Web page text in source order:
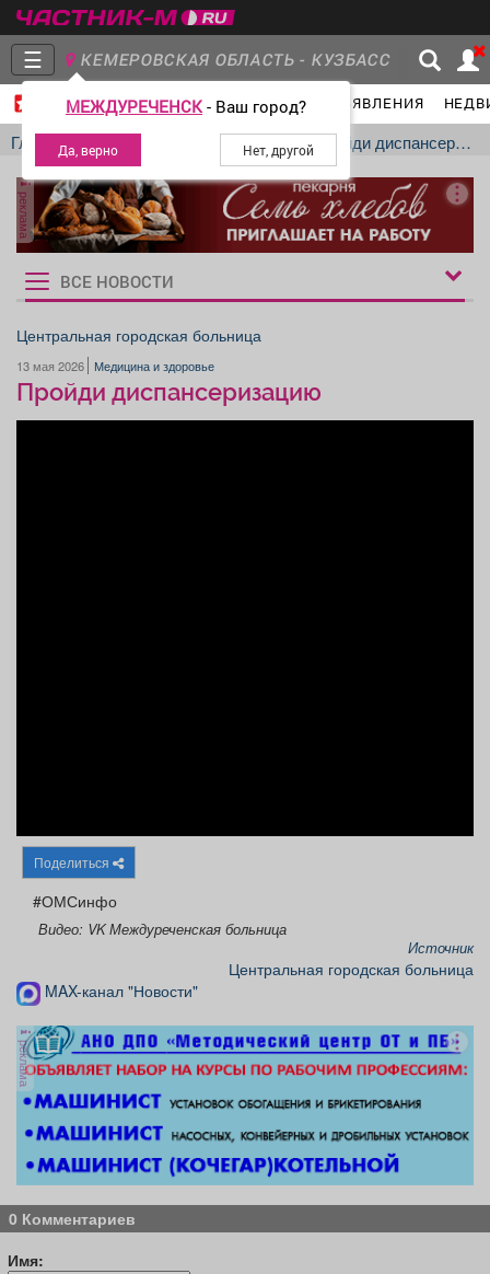
☰ КЕМЕРОВСКАЯ ОБЛАСТЬ - КУЗБАСС
МЕЖДУРЕЧЕНСК- Ваш город?
ГЛАВНАЯ ГРУППЫ НОВОСТИ ОБЪЯВЛЕНИЯ
Главная
Группы Новости
Объявления Недвижимость Услуги
Работа
Главная Медицина и здоровье Пройди диспансеризацию
реклама
Рукбрики
новостей
ВСЕ НОВОСТИ
Центральная городская больница
13 мая 2026 Медицина и здоровье
Пройди диспансеризацию
Поделиться
#ОМСинфо
Видео: VK Междуреченская больница
Источник
Центральная городская больница
MAX-канал "Новости"
реклама
0 Комментариев
Имя: